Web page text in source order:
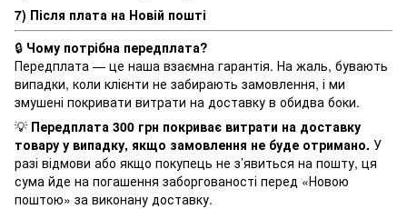
7) Після плата на Новій пошті
🔒 Чому потрібна передплата?
Передплата — це наша взаємна гарантія. На жаль, бувають
випадки, коли клієнти не забирають замовлення, і ми
змушені покривати витрати на доставку в обидва боки.
💡 Передплата 300 грн покриває витрати на доставку
товару у випадку, якщо замовлення не буде отримано. У
разі відмови або якщо покупець не з’явиться на пошту, ця
сума йде на погашення заборгованості перед «Новою
поштою» за виконану доставку.